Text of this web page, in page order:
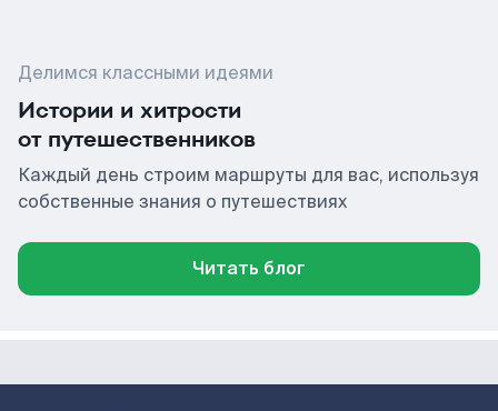
Делимся классными идеями
Истории и хитрости
от путешественников
Каждый день строим маршруты для вас, используя
собственные знания о путешествиях
Читать блог